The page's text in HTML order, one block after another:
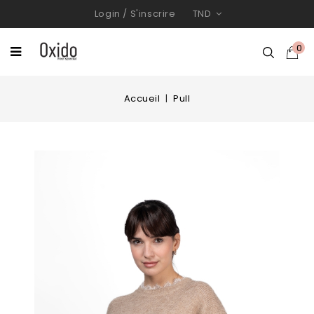
Login / S'inscrire TND
0
Accueil Pull